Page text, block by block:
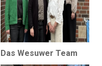
Das Wesuwer Team